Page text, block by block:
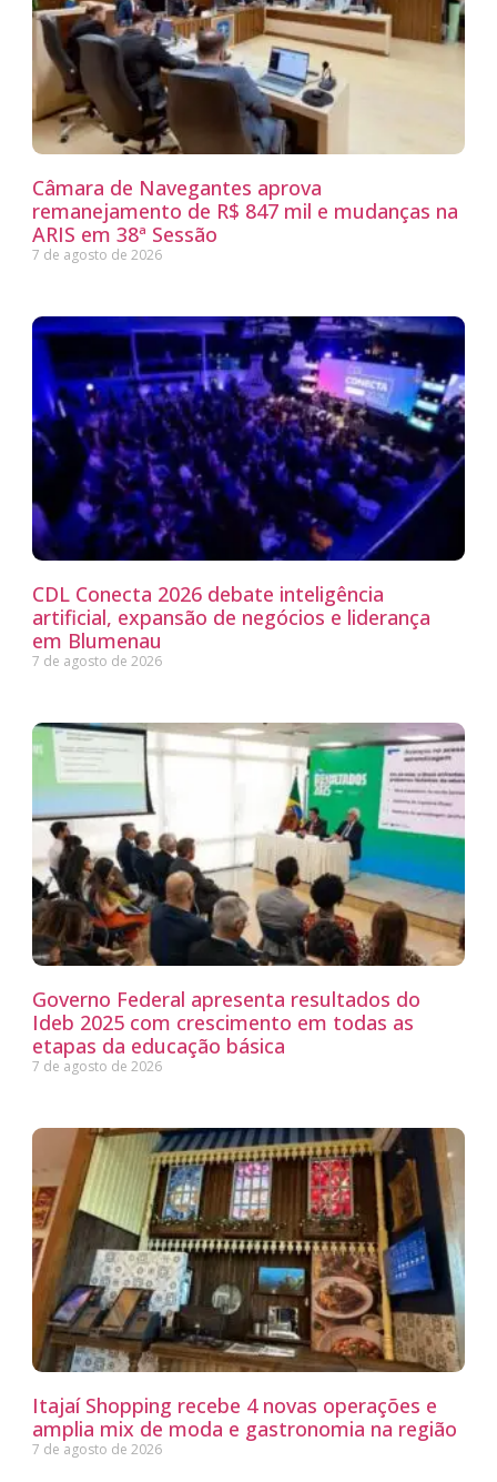
Câmara de Navegantes aprova
remanejamento de R$ 847 mil e mudanças na
ARIS em 38ª Sessão
7 de agosto de 2026
CDL Conecta 2026 debate inteligência
artificial, expansão de negócios e liderança
em Blumenau
7 de agosto de 2026
Governo Federal apresenta resultados do
Ideb 2025 com crescimento em todas as
etapas da educação básica
7 de agosto de 2026
Itajaí Shopping recebe 4 novas operações e
amplia mix de moda e gastronomia na região
7 de agosto de 2026